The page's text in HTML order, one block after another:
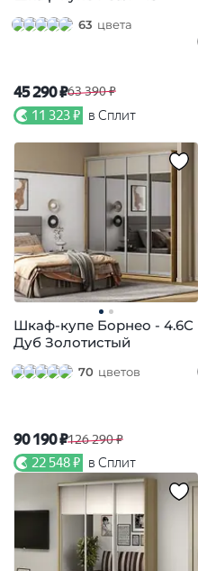
63 цвета
45 290 ₽63 390 ₽
11 323 ₽ в Сплит
Шкаф-купе Борнео - 4.6С
Дуб Золотистый
70 цветов
90 190 ₽126 290 ₽
22 548 ₽ в Сплит